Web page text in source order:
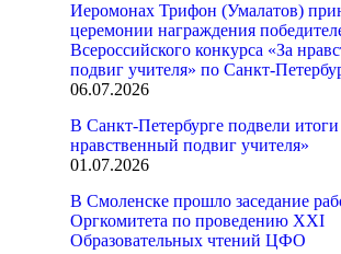
Иеромонах Трифон (Умалатов)
церемонии награждения
Всероссийского конкурса «За
подвиг учителя» по Санкт-
06.07.2026
В Санкт-Петербурге подвели итоги
нравственный подвиг учителя»
01.07.2026
В Смоленске прошло заседание
Оргкомитета по проведению XXI
Образовательных чтений ЦФО